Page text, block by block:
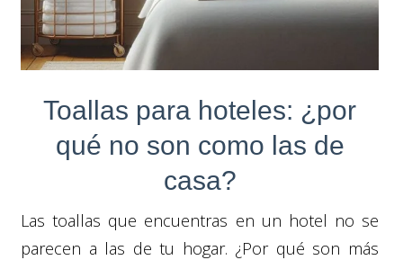
Toallas para hoteles: ¿por
qué no son como las de
casa?
Las toallas que encuentras en un hotel no se
parecen a las de tu hogar. ¿Por qué son más